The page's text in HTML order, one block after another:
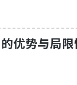
优势与局限